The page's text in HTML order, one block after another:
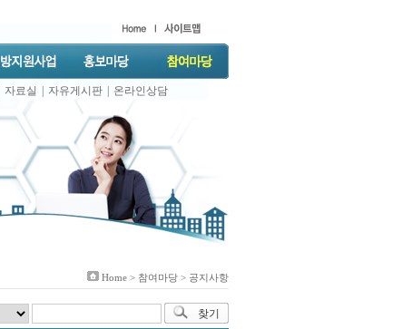
자료실 자유게시판 온라인상담
Home > 참여마당 > 공지사항